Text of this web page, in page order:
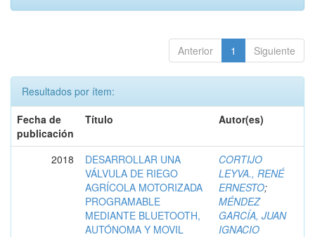
Anterior 1 Siguiente
Resultados por ítem:
Fecha de
publicación
Título Autor(es)
2018
DESARROLLAR UNA
VÁLVULA DE RIEGO
AGRÍCOLA MOTORIZADA
PROGRAMABLE
MEDIANTE BLUETOOTH,
AUTÓNOMA Y MOVIL
CORTIJO
LEYVA., RENÉ
ERNESTO;
MÉNDEZ
GARCÍA, JUAN
IGNACIO